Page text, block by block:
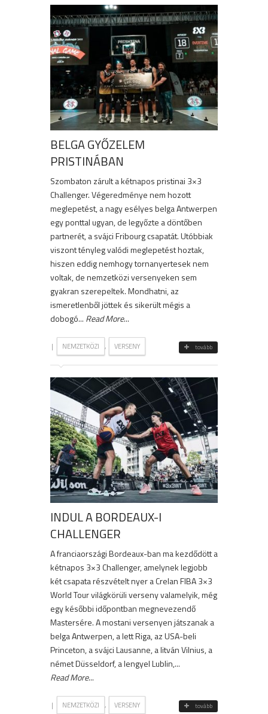
BELGA GYŐZELEM
PRISTINÁBAN
Szombaton zárult a kétnapos pristinai 3×3
Challenger. Végeredménye nem hozott
meglepetést, a nagy esélyes belga Antwerpen
egy ponttal ugyan, de legyőzte a döntőben
partnerét, a svájci Fribourg csapatát. Utóbbiak
viszont tényleg valódi meglepetést hoztak,
hiszen eddig nemhogy tornanyertesek nem
voltak, de nemzetközi versenyeken sem
gyakran szerepeltek. Mondhatni, az
ismeretlenből jöttek és sikerült mégis a
dobogó... Read More...
| NEMZETKÖZI , VERSENY tovább
INDUL A BORDEAUX-I
CHALLENGER
A franciaországi Bordeaux-ban ma kezdődött a
kétnapos 3×3 Challenger, amelynek legjobb
két csapata részvételt nyer a Crelan FIBA 3×3
World Tour világkörüli verseny valamelyik, még
egy későbbi időpontban megnevezendő
Mastersére. A mostani versenyen játszanak a
belga Antwerpen, a lett Riga, az USA-beli
Princeton, a svájci Lausanne, a litván Vilnius, a
német Düsseldorf, a lengyel Lublin,...
Read More...
| NEMZETKÖZI , VERSENY tovább